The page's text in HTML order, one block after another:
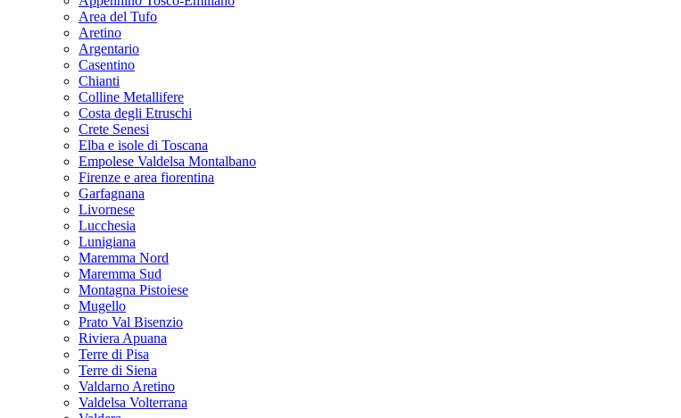
Area del Tufo
Aretino
Argentario
Casentino
Chianti
Colline Metallifere
Costa degli Etruschi
Crete Senesi
Elba e isole di Toscana
Empolese Valdelsa Montalbano
Firenze e area fiorentina
Garfagnana
Livornese
Lucchesia
Lunigiana
Maremma Nord
Maremma Sud
Montagna Pistoiese
Mugello
Prato Val Bisenzio
Riviera Apuana
Terre di Pisa
Terre di Siena
Valdarno Aretino
Valdelsa Volterrana